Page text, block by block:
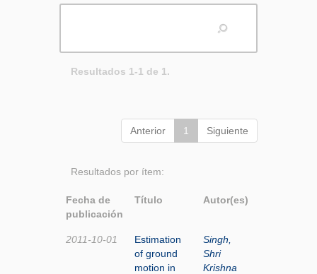
Resultados 1-1 de 1.
Anterior 1 Siguiente
Resultados por ítem:
Fecha de
publicación
Título Autor(es)
2011-10-01
Estimation
of ground
motion in
Singh,
Shri
Krishna